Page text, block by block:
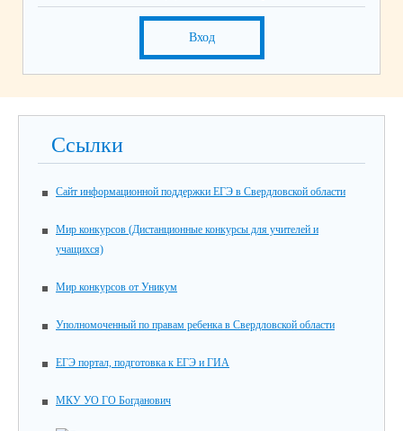
Вход
Ссылки
Сайт информационной поддержки ЕГЭ в Свердловской области
Мир конкурсов (Дистанционные конкурсы для учителей и
учащихся)
Мир конкурсов от Уникум
Уполномоченный по правам ребенка в Свердловской области
ЕГЭ портал, подготовка к ЕГЭ и ГИА
МКУ УО ГО Богданович